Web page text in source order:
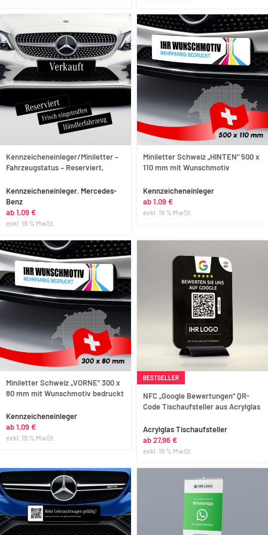
Kennzeicheneinleger/Miniletter –
Fahrzeugstatus – Reserviert,
Kennzeicheneinleger, Mercedes-
Benz
ab1,09€
exkl. 19 % MwSt.
Anpassen
Miniletter Schweiz „HINTEN“ 500 x
110 mm mit Wunschmotiv
Kennzeicheneinleger
ab1,09€
exkl. 19 % MwSt.
Anpassen
Miniletter Schweiz „VORNE“ 300 x
80 mm mit Wunschmotiv bedruckt
Kennzeicheneinleger
ab1,09€
exkl. 19 % MwSt.
BESTSELLER
NFC „Google Bewertungen“ QR-
Code Tischaufsteller aus Acrylglas
Acrylglas Tischaufsteller
ab27,96€
exkl. 19 % MwSt.